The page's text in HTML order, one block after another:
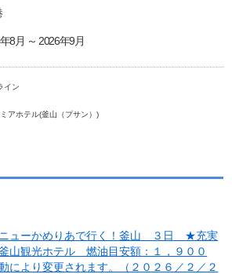
8月 ～ 2026年9月
イン
アホテル(釜山（プサン）)
ニューかめりあで行く！釜山 ３日 ★充実
観光ホテル 燃油目安額：１，９００
より変更されます。（２０２６／２／２